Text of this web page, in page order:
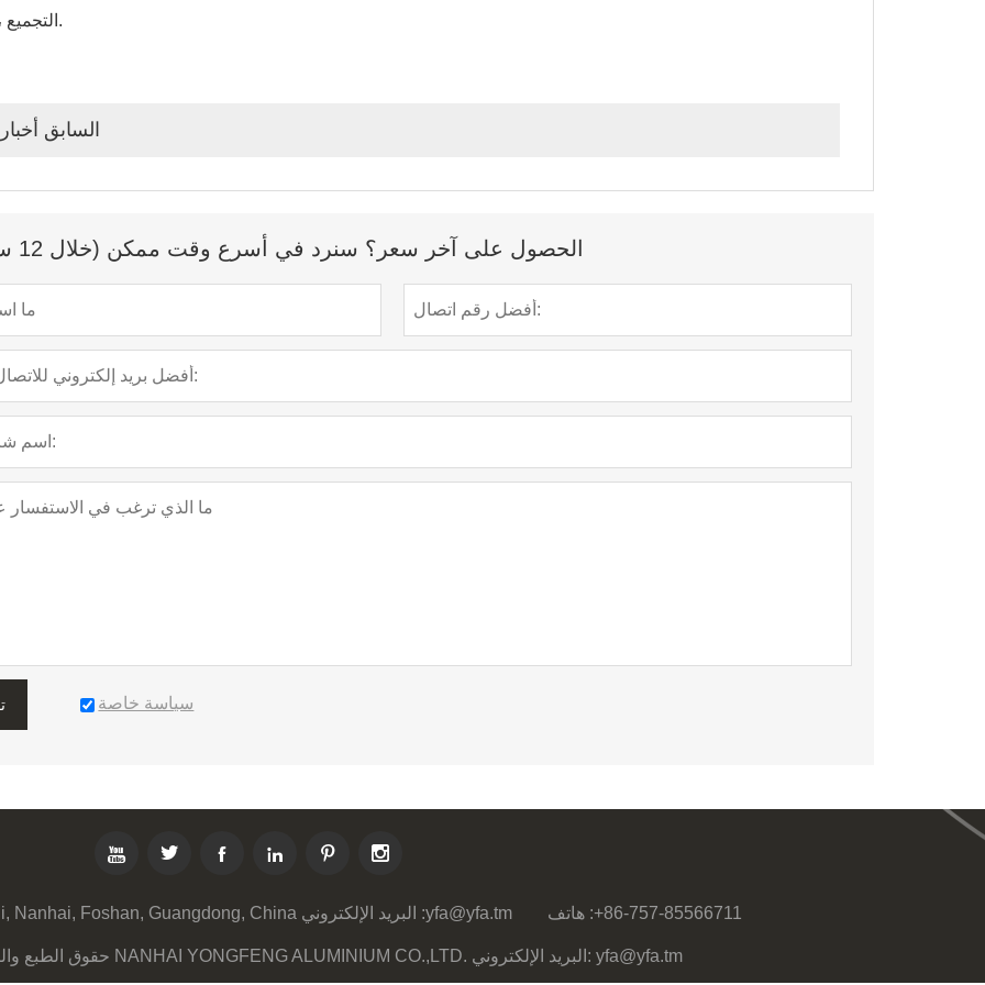
التجميع ، إلخ).
السابق أخبار
الحصول على آخر سعر؟ سنرد في أسرع وقت ممكن (خلال 12 ساعة)
سياسة خاصة
     
Nanhai, Foshan, Guangdong, China البريد الإلكتروني :yfa@yfa.tm هاتف :+86-757-85566711
حقوق الطبع والنشر © 2019 مدينة فوشان NANHAI YONGFENG ALUMINIUM CO.,LTD. البريد الإلكتروني: yfa@yfa.tm